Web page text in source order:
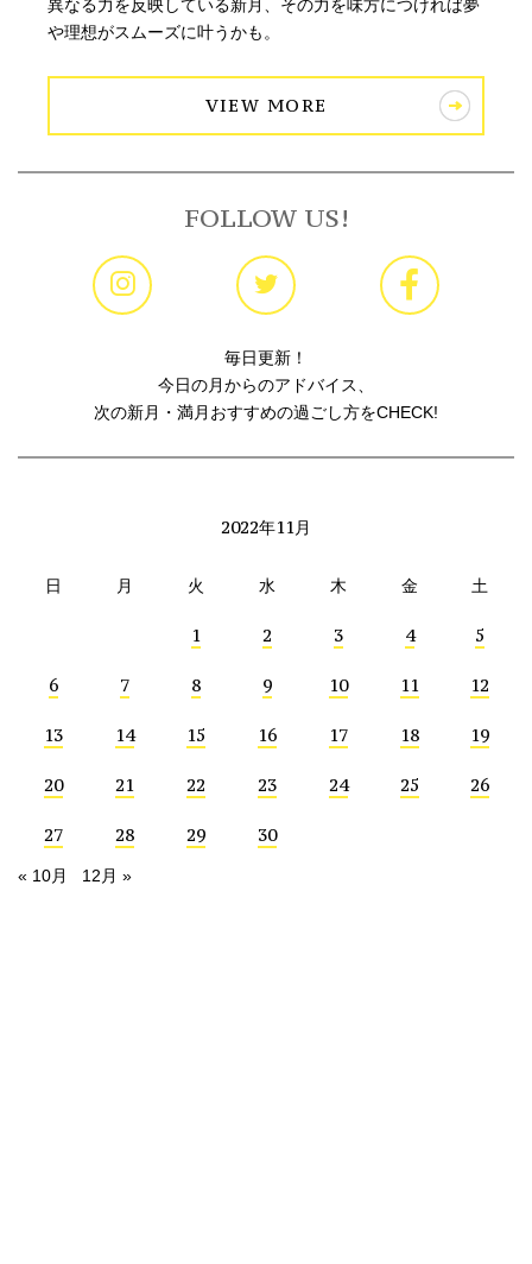
異なる力を反映している新月、その力を味方につければ夢
や理想がスムーズに叶うかも。
VIEW MORE
FOLLOW US!
毎日更新！
今日の月からのアドバイス、
次の新月・満月おすすめの過ごし方をCHECK!
2022年11月
日 月 火 水 木 金 土
1 2 3 4 5
6 7 8 9 10 11 12
13 14 15 16 17 18 19
20 21 22 23 24 25 26
27 28 29 30
« 10月 12月 »